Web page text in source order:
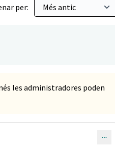
per:
les administradores poden